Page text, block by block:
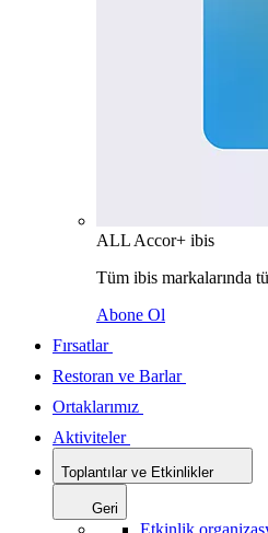
ALL Accor+ ibis
Tüm ibis markalarında
Abone Ol
Fırsatlar
Restoran ve Barlar
Ortaklarımız
Aktiviteler
Toplantılar ve Etkinlikler
Geri
Etkinlik